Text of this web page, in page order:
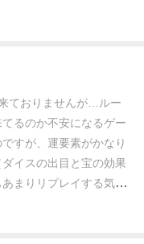
アクションの解決する
「猛獣の強さ（カード
アクションを解決する
数字分だけ武器レベル
器レベルは除く）が、
下げることができない
キャラクターが負傷を
描かれている数字分だ
置き場」に置く。最後
ほうが消費する資源の
たらゲームオーバーで
別の船に知らせて救助
す。必要な木材全15本
必要がある。
うやくワーカーの増や
り返してクリアしまし
意味合いが変わるた
ームという雰囲気があ
展開が生まれます。同
、本当にどうにもなら
じがします。カードの
感じではないのです
絵感があって良い雰囲
手順）が同じになって
プレイ性あるのか主だ
レイあたり20枚程度し
上のカード
プレイ毎に生活する上
変わります。（発明9
数回の戦闘しかしない
らそうなんですが、プ
。
ス運で簡単にクリアで
ので、難易度が難しい
。 危険や脅威にさらさ
あまりできない。して
ボロボロにされてその
す。
テーマにはあって
れるだけで合わなかっ
ておりませんが…ルー
るのか不安になるゲー
すが、運要素がかなり
イスの出目と宝の効果
まりリプレイする気に
ラーが好きな方なら購